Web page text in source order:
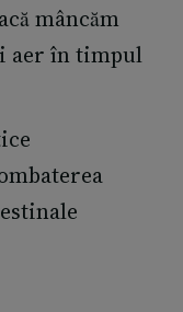
mâncăm
aer în timpul